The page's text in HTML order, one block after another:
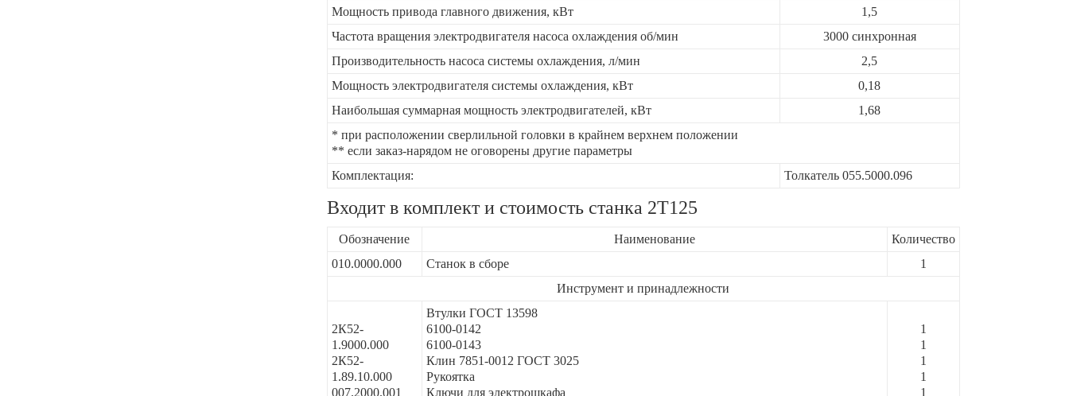
Мощность привода главного движения, кВт
1,5
Частота вращения электродвигателя насоса охлаждения об/мин
3000 синхронная
Производительность насоса системы охлаждения, л/мин
2,5
Мощность электродвигателя системы охлаждения, кВт
0,18
Наибольшая суммарная мощность электродвигателей, кВт
1,68
* при расположении сверлильной головки в крайнем верхнем положении
** если заказ-нарядом не оговорены другие параметры
Комплектация:
Толкатель 055.5000.096
Входит в комплект и стоимость станка 2Т125
Обозначение Наименование
Количество
010.0000.000
Станок в сборе
1
Инструмент и принадлежности
2К52-
1.9000.000
2К52-
1.89.10.000
007.2000.001
Втулки ГОСТ 13598
6100-0142
6100-0143
Клин 7851-0012 ГОСТ 3025
Рукоятка
Ключи для электрошкафа
1
1
1
1
1